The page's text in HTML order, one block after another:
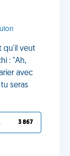
qu'il veut
: "Ah,
avec
seras
3 867